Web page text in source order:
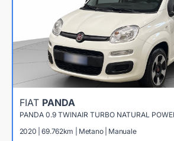
FIAT PANDA
PANDA 0.9 TWINAIR TURBO NATURAL
2020 | 69.762km | Metano | Manuale